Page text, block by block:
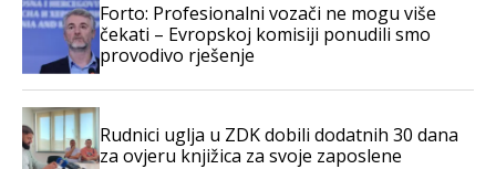
Forto: Profesionalni vozači ne mogu više
čekati – Evropskoj komisiji ponudili smo
provodivo rješenje
Rudnici uglja u ZDK dobili dodatnih 30 dana
za ovjeru knjižica za svoje zaposlene